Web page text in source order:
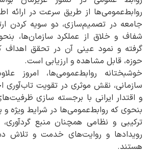
روابط‌عمومی‌ها از طریق سرعت در ارائه
جامعه در تصمیم‌سازی، دو سویه کردن
شفاف و خلاق از عملکرد سازمان‌ها،
گرفته و نمود عینی آن در تحقق اهداف
حوزه، قابل مشاهده و ارزیابی است.
خوشبختانه روابط‌عمومی‌ها، امروز
سازمانی، نقش موثری در تقویت تاب‌آوری
و اقتدار ایرانی با برجسته سازی
بنحوی که روابط‌عمومی‌ها در شرایط ویژه
ترکیبی و نظامی همچنان منبع گردآوری،
رویدادها و روایت‌های خدمت و تلاش
هستند.